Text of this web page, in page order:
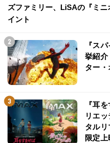
ズファミリー、LiSAの『ミ
イント
『ス
挙紹介
ター
『耳
リエ
タルリ
限定上